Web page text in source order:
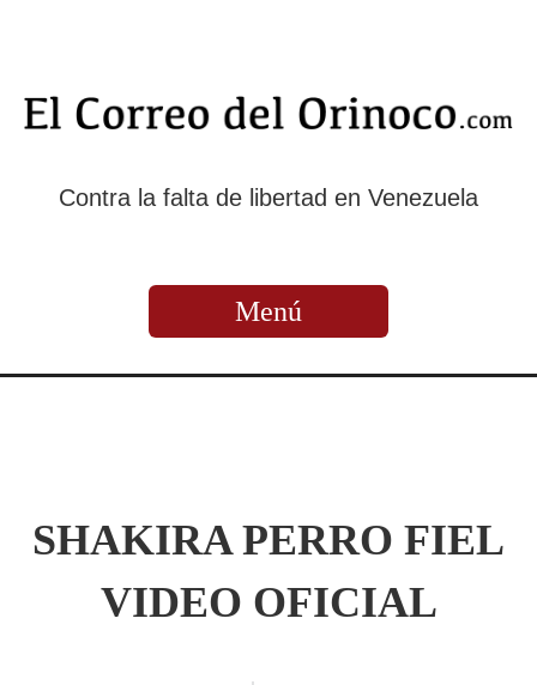
Contra la falta de libertad en Venezuela
Menú
SHAKIRA PERRO FIEL
VIDEO OFICIAL